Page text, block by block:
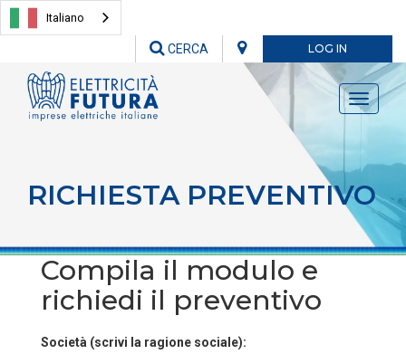
Italiano
LOG IN
CERCA
Toggle
RICHIESTA PREVENTIVO
Compila il modulo e
richiedi il preventivo
Società (scrivi la ragione sociale):